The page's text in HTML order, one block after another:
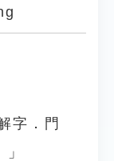
字．門